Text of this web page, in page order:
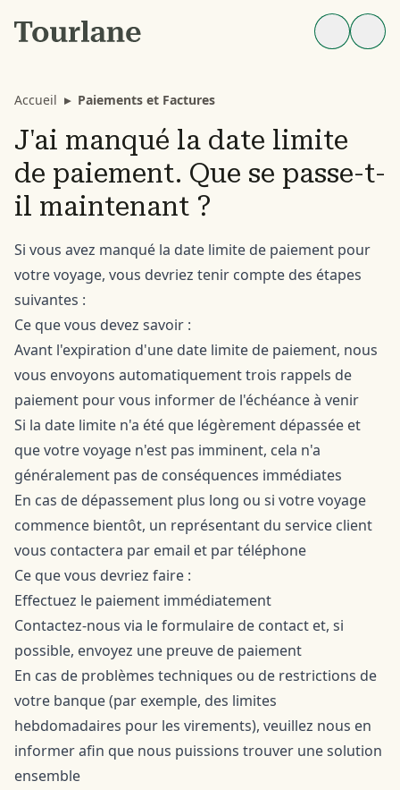
Accueil ▸ Paiements et Factures
J'ai manqué la date limite
de paiement. Que se passe-t-
il maintenant ?
Si vous avez manqué la date limite de paiement pour
votre voyage, vous devriez tenir compte des étapes
suivantes :
Ce que vous devez savoir :
Avant l'expiration d'une date limite de paiement, nous
vous envoyons automatiquement trois rappels de
paiement pour vous informer de l'échéance à venir
Si la date limite n'a été que légèrement dépassée et
que votre voyage n'est pas imminent, cela n'a
généralement pas de conséquences immédiates
En cas de dépassement plus long ou si votre voyage
commence bientôt, un représentant du service client
vous contactera par email et par téléphone
Ce que vous devriez faire :
Effectuez le paiement immédiatement
Contactez-nous via le formulaire de contact et, si
possible, envoyez une preuve de paiement
En cas de problèmes techniques ou de restrictions de
votre banque (par exemple, des limites
hebdomadaires pour les virements), veuillez nous en
informer afin que nous puissions trouver une solution
ensemble